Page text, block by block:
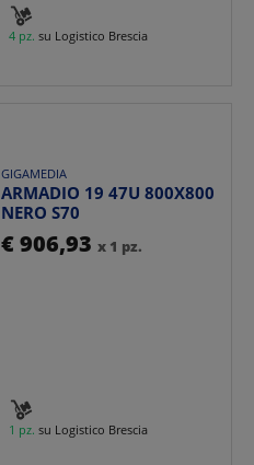
4 pz. su Logistico Brescia
GIGAMEDIA
ARMADIO 19 47U 800X800
NERO S70
€ 906,93 x 1 pz.
1 pz. su Logistico Brescia